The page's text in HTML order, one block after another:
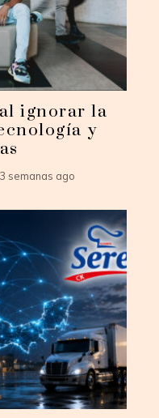
ignorar la
y
3 semanas ago